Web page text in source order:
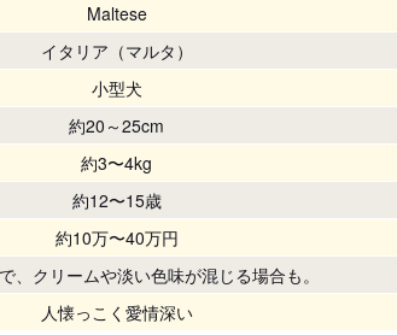
Maltese
イタリア（マルタ）
小型犬
約20～25cm
約3〜4kg
約12〜15歳
約10万〜40万円
、クリームや淡い色味が混じる場合も。
人懐っこく愛情深い